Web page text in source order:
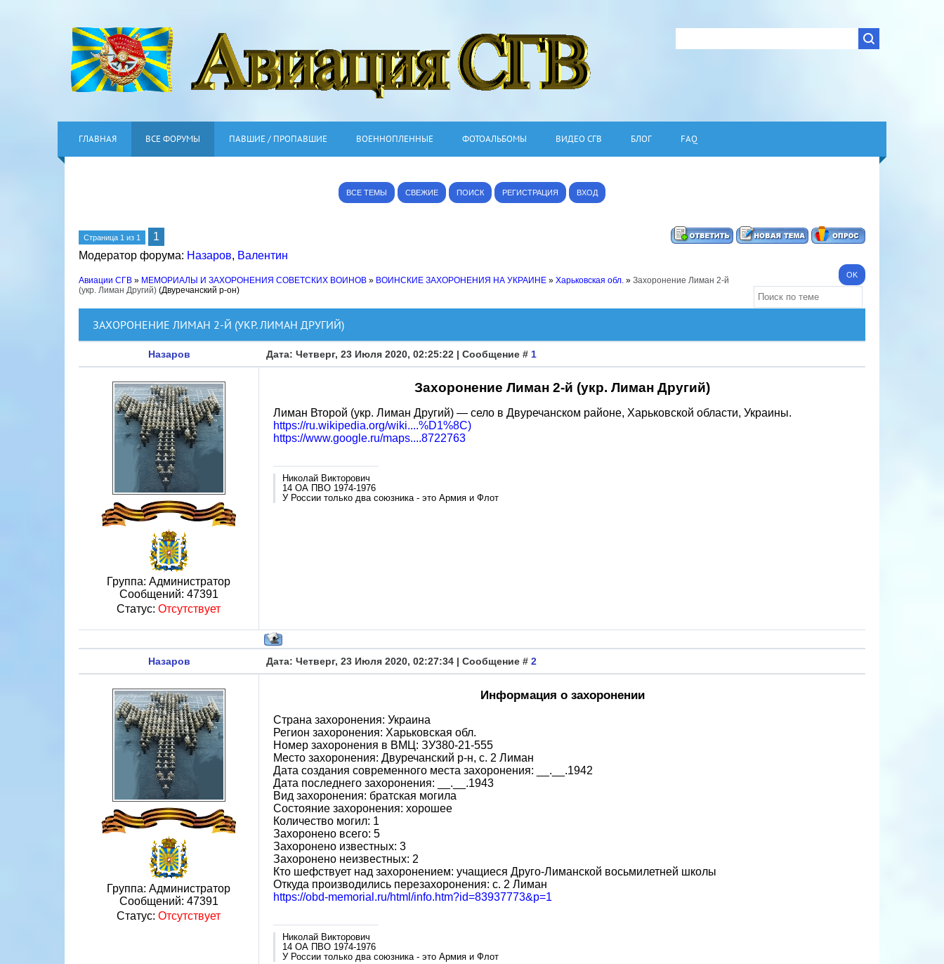
ГЛАВНАЯ ВСЕ ФОРУМЫ ПАВШИЕ / ПРОПАВШИЕ ВОЕННОПЛЕННЫЕ ФОТОАЛЬБОМЫ ВИДЕО СГВ БЛОГ FAQ
ВСЕ ТЕМЫ СВЕЖИЕ ПОИСК РЕГИСТРАЦИЯ ВХОД
Страница 1 из 1
1
Модератор форума: Назаров, Валентин
Авиации СГВ » МЕМОРИАЛЫ И ЗАХОРОНЕНИЯ СОВЕТСКИХ ВОИНОВ » ВОИНСКИЕ ЗАХОРОНЕНИЯ НА УКРАИНЕ » Харьковская обл. » Захоронение Лиман 2-й
(укр. Лиман Другий) (Двуречанский р-он)
ЗАХОРОНЕНИЕ ЛИМАН 2-Й (УКР. ЛИМАН ДРУГИЙ)
Назаров Дата: Четверг, 23 Июля 2020, 02:25:22 | Сообщение # 1
Группа: Администратор
Сообщений: 47391
Статус: Отсутствует
Захоронение Лиман 2-й (укр. Лиман Другий)
Лиман Второй (укр. Лиман Другий) — село в Двуречанском районе, Харьковской области, Украины.
https://ru.wikipedia.org/wiki....%D1%8C)
https://www.google.ru/maps....8722763
Николай Викторович
14 ОА ПВО 1974-1976
У России только два союзника - это Армия и Флот
Назаров Дата: Четверг, 23 Июля 2020, 02:27:34 | Сообщение # 2
Группа: Администратор
Сообщений: 47391
Статус: Отсутствует
Информация о захоронении
Страна захоронения: Украина
Регион захоронения: Харьковская обл.
Номер захоронения в ВМЦ: ЗУ380-21-555
Место захоронения: Двуречанский р-н, с. 2 Лиман
Дата создания современного места захоронения: __.__.1942
Дата последнего захоронения: __.__.1943
Вид захоронения: братская могила
Состояние захоронения: хорошее
Количество могил: 1
Захоронено всего: 5
Захоронено известных: 3
Захоронено неизвестных: 2
Кто шефствует над захоронением: учащиеся Друго-Лиманской восьмилетней школы
Откуда производились перезахоронения: с. 2 Лиман
https://obd-memorial.ru/html/info.htm?id=83937773&p=1
Николай Викторович
14 ОА ПВО 1974-1976
У России только два союзника - это Армия и Флот